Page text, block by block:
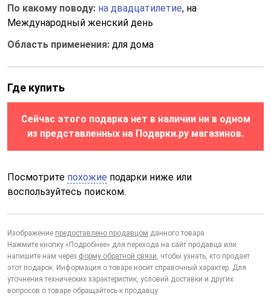
По какому поводу: на двадцатилетие, на
Международный женский день
Область применения: для дома
Где купить
Сейчас этого подарка нет в наличии ни в одном
из представленных на Подарки.ру магазинов.
Посмотрите похожие подарки ниже или
воспользуйтесь поиском.
Изображение предоставлено продавцом данного товара.
Нажмите кнопку «Подробнее» для перехода на сайт продавца или
напишите нам через форму обратной связи, чтобы узнать, кто продает
этот подарок. Информация о товаре носит справочный характер. Для
уточнения технических характеристик, условий доставки и других
вопросов о товаре обращайтесь к продавцу.